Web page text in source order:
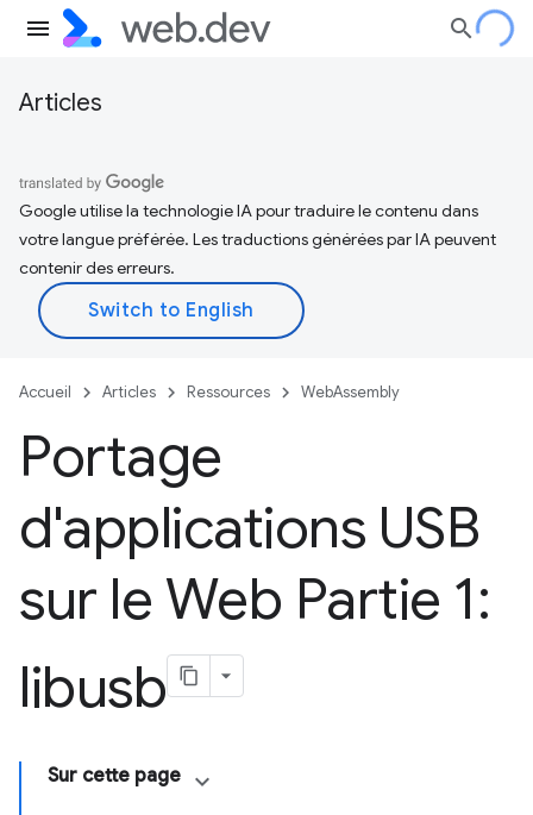
Articles
Google utilise la technologie IA pour traduire le contenu dans
votre langue préférée. Les traductions générées par IA peuvent
contenir des erreurs.
Accueil Articles Ressources WebAssembly
Portage
d'applications USB
sur le Web Partie 1:
libusb
Sur cette page